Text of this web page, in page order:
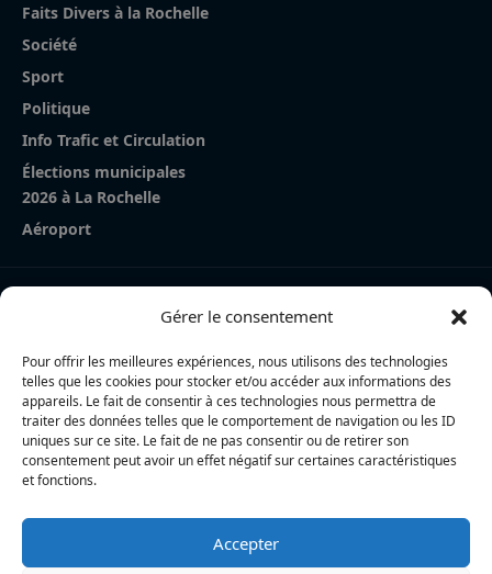
Gérer le consentement
Pour offrir les meilleures expériences, nous utilisons des technologies
telles que les cookies pour stocker et/ou accéder aux informations des
appareils. Le fait de consentir à ces technologies nous permettra de
traiter des données telles que le comportement de navigation ou les ID
uniques sur ce site. Le fait de ne pas consentir ou de retirer son
consentement peut avoir un effet négatif sur certaines caractéristiques
et fonctions.
Accepter
Faits Divers à la Rochelle
Société
Sport
Politique
Info Trafic et Circulation
Élections municipales
2026 à La Rochelle
Aéroport
voiture à Périgny, une femme en urgence absolue
Charente-Maritime : la directrice de la police nationale,
Myriam Akkari, sur le départ vers le Haut-Rhin
Incendie à la gare de La Rochelle : près de 20 m² de
toiture brûlés, l’origine accidentelle privilégiée
L’actualité locale en continu à La Rochelle et en Charente-